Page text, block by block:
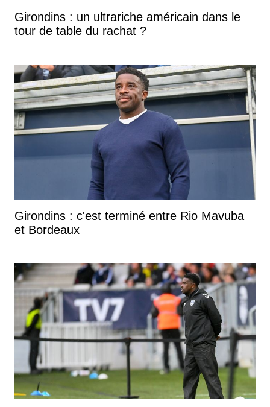
Girondins : un ultrariche américain dans le
tour de table du rachat ?
Girondins : c'est terminé entre Rio Mavuba
et Bordeaux